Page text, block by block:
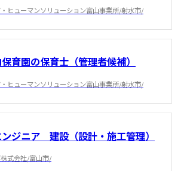
ヒューマンソリューション富山事業所/射水市/
保育園の保育士（管理者候補）
ヒューマンソリューション富山事業所/射水市/
ジニア 建設（設計・施工管理）
式会社/富山市/